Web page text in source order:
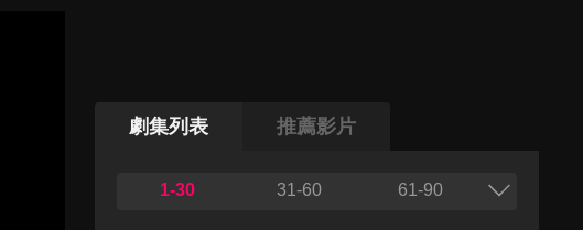
劇集列表 推薦影片
1-30 31-60 61-90